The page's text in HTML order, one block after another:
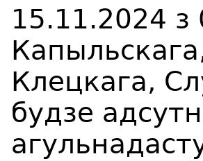
15.11.2024 з
Клецкага,
будзе